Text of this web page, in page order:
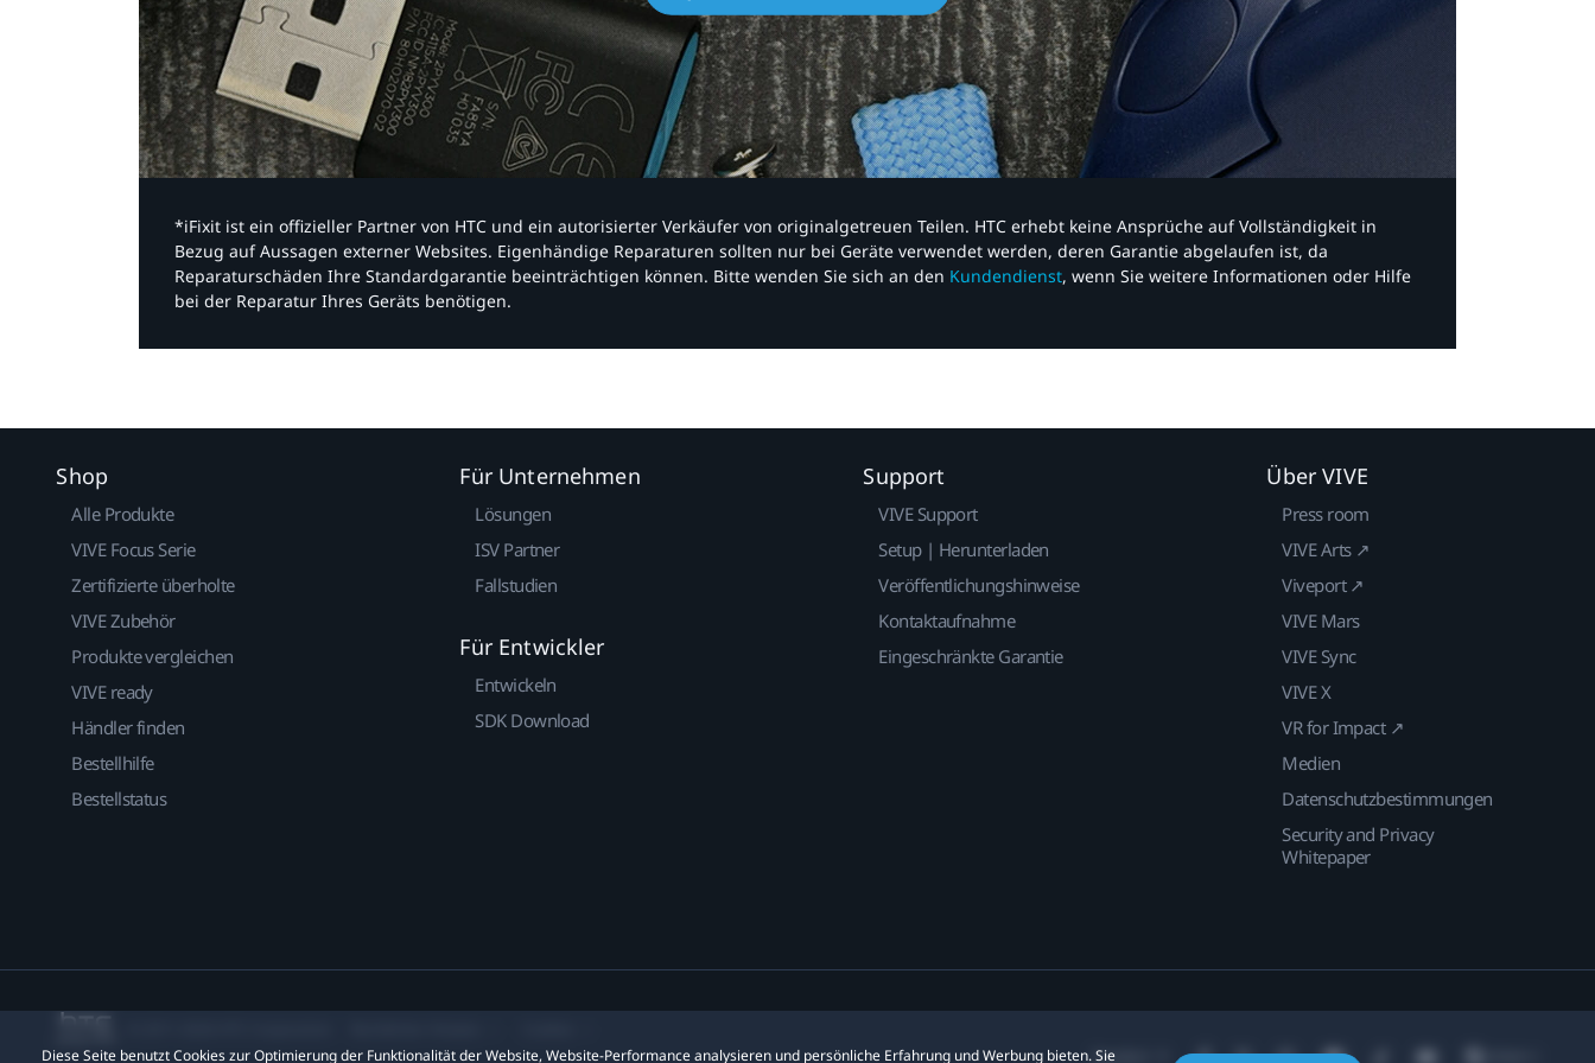
*iFixit ist ein offizieller Partner von HTC und ein autorisierter Verkäufer von originalgetreuen Teilen. HTC erhebt keine Ansprüche auf Vollständigkeit in
Bezug auf Aussagen externer Websites. Eigenhändige Reparaturen sollten nur bei Geräte verwendet werden, deren Garantie abgelaufen ist, da
Reparaturschäden Ihre Standardgarantie beeinträchtigen können. Bitte wenden Sie sich an den Kundendienst, wenn Sie weitere Informationen oder Hilfe
bei der Reparatur Ihres Geräts benötigen.​
Diese Seite benutzt Cookies zur Optimierung der Funktionalität der Website, Website-Performance analysieren und persönliche Erfahrung und Werbung bieten. Sie
Shop
Alle Produkte
VIVE Focus Serie
Zertifizierte überholte
VIVE Zubehör
Produkte vergleichen
VIVE ready
Händler finden
Bestellhilfe
Bestellstatus
Für Unternehmen
Lösungen
ISV Partner
Fallstudien
Für Entwickler
Entwickeln
SDK Download
Support
VIVE Support
Setup | Herunterladen
Veröffentlichungshinweise
Kontaktaufnahme
Eingeschränkte Garantie
Über VIVE
Press room
VIVE Arts ↗
Viveport ↗
VIVE Mars
VIVE Sync
VIVE X
VR for Impact ↗
Medien
Datenschutzbestimmungen
Security and Privacy
Whitepaper
Standort